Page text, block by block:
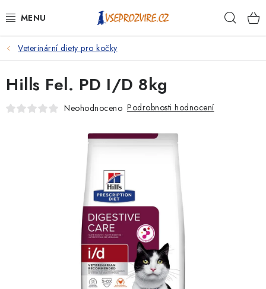
na
PSI
KOČKY
KONĚ
KRÁLÍCI/HLODAVCI/PTÁCI
Veterinární diety pro kočky
Hills Fel. PD I/D 8kg
Neohodnoceno Podrobnosti hodnocení